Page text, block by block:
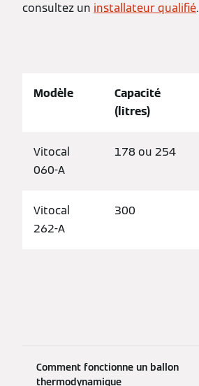
consultez un installateur qualifié.
Modèle
Capacité
(litres)
Vitocal
060-A
178 ou 254
Vitocal
262-A
300
Comment fonctionne un ballon
thermodynamique